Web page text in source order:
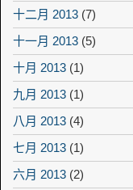
十二月 2013 (7)
十一月 2013 (5)
十月 2013 (1)
九月 2013 (1)
八月 2013 (4)
七月 2013 (1)
六月 2013 (2)